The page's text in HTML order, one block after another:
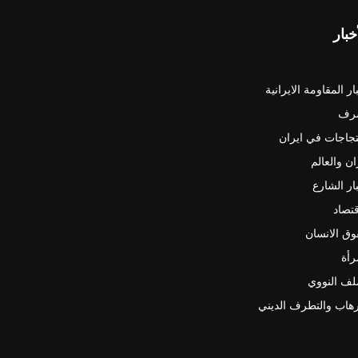
المقاومة الايرانية
في ايران
والعالم
الشارع
الانسان
النووي
والتطرف الديني